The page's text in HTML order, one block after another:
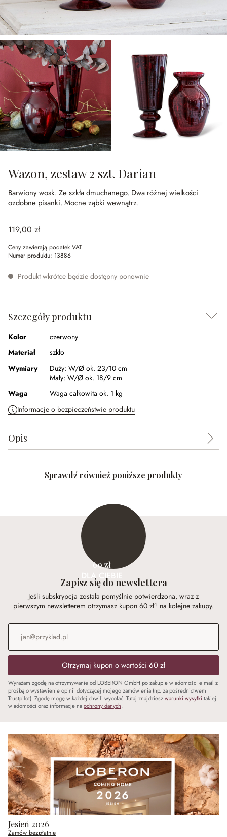
Wazon, zestaw 2 szt. Darian
Barwiony wosk. Ze szkła dmuchanego. Dwa różnej wielkości
ozdobne pisanki. Mocne ząbki wewnątrz.
119,00 zł
Ceny zawierają podatek VAT
Numer produktu: 13886
Produkt wkrótce będzie dostępny ponownie
Szczegóły produktu
Kolor
czerwony
Materiał
szkło
Wymiary
Duży: W/Ø ok. 23/10 cm
Mały: W/Ø ok. 18/9 cm
Waga
Waga całkowita ok. 1 kg
Informacje o bezpieczeństwie produktu
Opis
Sprawdź również poniższe produkty
60 zł
DLA CIEBIE
Zapisz się do newslettera
Jeśli subskrypcja została pomyślnie potwierdzona, wraz z
pierwszym newsletterem otrzymasz kupon 60 zł¹ na kolejne zakupy.
Adres e-mail
Otrzymaj kupon o wartości 60 zł
Wyrażam zgodę na otrzymywanie od LOBERON GmbH po zakupie wiadomości e mail z
prośbą o wystawienie opinii dotyczącej mojego zamówienia (np. za pośrednictwem
Trustpilot). Zgodę mogę w każdej chwili wycofać. Tutaj znajdzieszwarunki wysyłki takiej
wiadomości oraz informacje naochrony danych.
Jesień 2026
Zamów bezpłatnie